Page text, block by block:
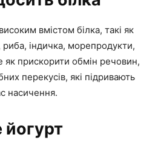
вмістом білка, такі як
риба, індичка, морепродукти,
прискорити обмін речовин,
перекусів, які підривають
насичення.